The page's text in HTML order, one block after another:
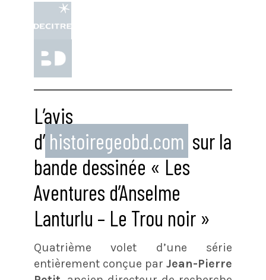
L’avis
d’ histoiregeobd.com sur la
bande dessinée « Les
Aventures d’Anselme
Lanturlu – Le Trou noir »
Quatrième volet d’une série
entièrement conçue parJean-Pierre